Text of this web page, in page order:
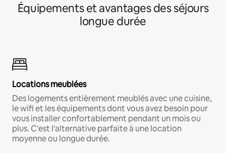
Équipements et avantages des séjours
longue durée
Locations meublées
Des logements entièrement meublés avec une cuisine,
le wifi et les équipements dont vous avez besoin pour
vous installer confortablement pendant un mois ou
plus. C'est l'alternative parfaite à une location
moyenne ou longue durée.